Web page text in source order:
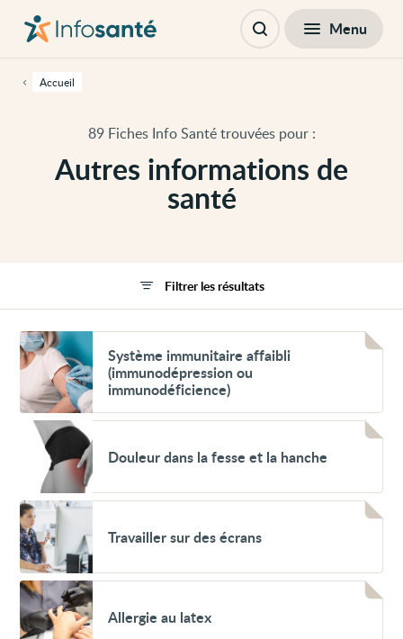
contenu
cette
principaleAutres informations de
santé
89 Fiches Info Santé trouvées pour :
Accueil
principale
Ouvrir Menu
Voir
Système
immunitaire
affaibli
(immunodépression
ou
immunodéficience)
Système immunitaire affaibli
(immunodépression ou
immunodéficience)
Voir
Douleur
dans
fesse
et
la
hanche
Douleur dans la fesse et la hanche
Voir
Travailler
sur
des
écrans
Travailler sur des écrans
Voir
Allergie
au
latex
Allergie au latex
Filtrer les résultats
Filtres Fermer